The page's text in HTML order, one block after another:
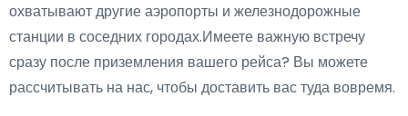
охватывают другие аэропорты и железнодорожные
станции в соседних городах.Имеете важную встречу
сразу после приземления вашего рейса? Вы можете
рассчитывать на нас, чтобы доставить вас туда вовремя.